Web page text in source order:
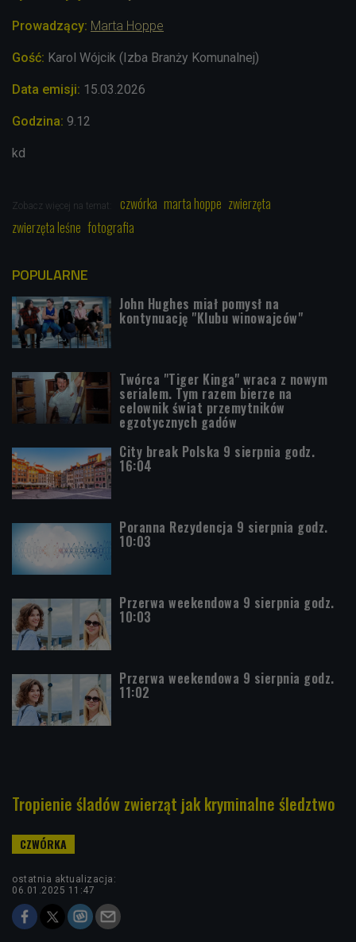
Prowadzący: Marta Hoppe
Gość: Karol Wójcik (Izba Branży Komunalnej)
Data emisji: 15.03 .2026
Godzina: 9.12
kd
Zobacz więcej na temat: czwórka marta hoppe zwierzęta
zwierzęta leśne fotografia
POPULARNE
John Hughes miał pomysł na
kontynuację "Klubu winowajców"
Twórca "Tiger Kinga" wraca z nowym
serialem. Tym razem bierze na
celownik świat przemytników
egzotycznych gadów
City break Polska 9 sierpnia godz.
16:04
Poranna Rezydencja 9 sierpnia godz.
10:03
Przerwa weekendowa 9 sierpnia godz.
10:03
Przerwa weekendowa 9 sierpnia godz.
11:02
Tropienie śladów zwierząt jak kryminalne śledztwo
ostatnia aktualizacja:
06.01.2025 11:47